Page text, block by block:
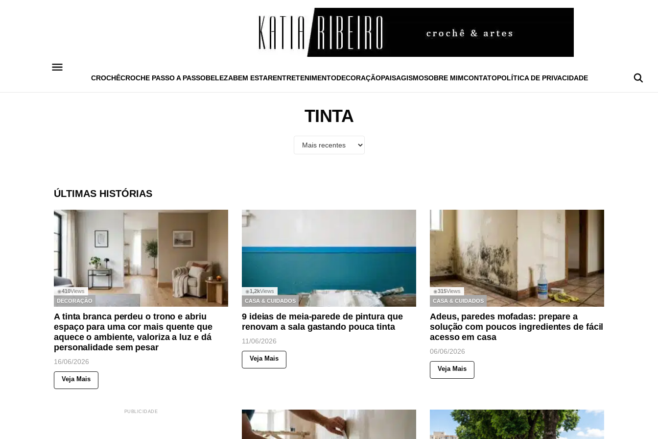
CROCHÊCROCHE PASSO A PASSOBELEZABEM ESTARENTRETENIMENTODECORAÇÃOPAISAGISMOSOBRE MIMCONTATOPOLÍTICA DE PRIVACIDADE
TINTA
ÚLTIMAS HISTÓRIAS
◉410Views
DECORAÇÃO
A tinta branca perdeu o trono e abriu
espaço para uma cor mais quente que
aquece o ambiente, valoriza a luz e dá
personalidade sem pesar
16/06/2026
Veja Mais
◉1,2kViews
CASA & CUIDADOS
9 ideias de meia-parede de pintura que
renovam a sala gastando pouca tinta
11/06/2026
Veja Mais
◉315Views
CASA & CUIDADOS
Adeus, paredes mofadas: prepare a
solução com poucos ingredientes de fácil
acesso em casa
06/06/2026
Veja Mais
PUBLICIDADE